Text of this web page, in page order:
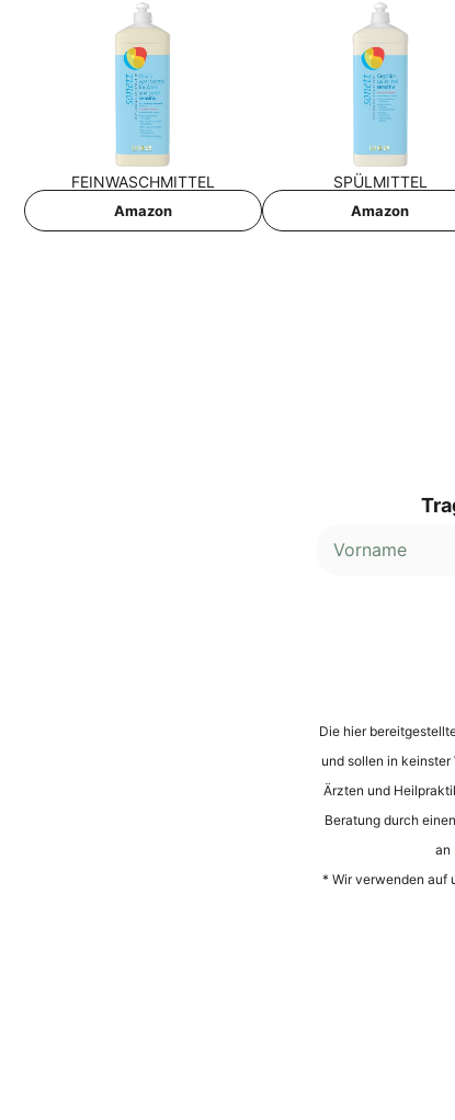
FEIN­WASCH­MIT­TEL
Ama­zon
SPÜL­MIT­TEL
Ama­zon
Die hier
und sollen in
Ärzten und
Beratung durch
an
* Wir verwenden auf